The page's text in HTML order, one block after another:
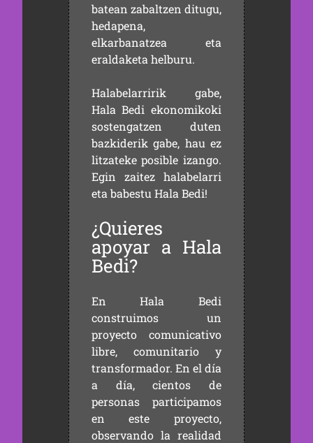
batean zabaltzen ditugu,
hedapena,
elkarbanatzea eta
eraldaketa helburu.
Halabelarririk gabe,
Hala Bedi ekonomikoki
sostengatzen duten
bazkiderik gabe, hau ez
litzateke posible izango.
Egin zaitez halabelarri
eta babestu Hala Bedi!
¿Quieres
apoyar a Hala
Bedi?
En Hala Bedi
construimos un
proyecto comunicativo
libre, comunitario y
transformador. En el día
a día, cientos de
personas participamos
en este proyecto,
observando la realidad